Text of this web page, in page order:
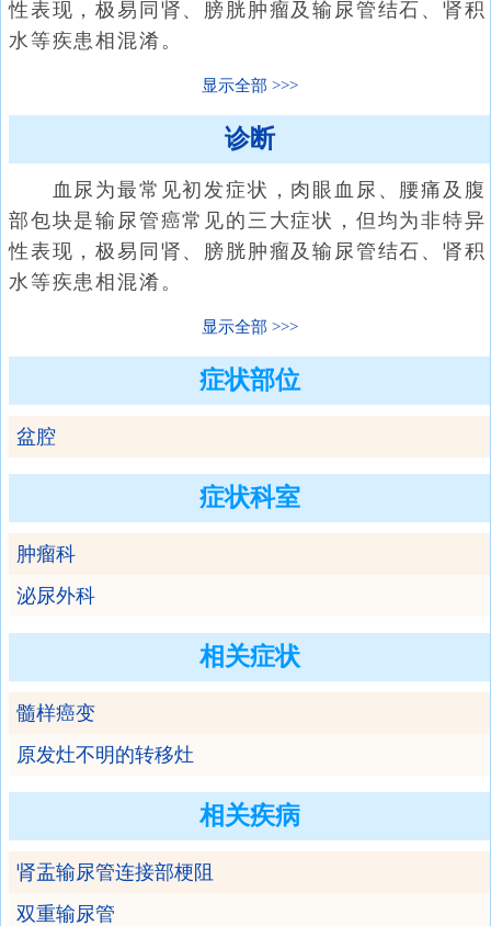
性表现，极易同肾、膀胱肿瘤及输尿管结石、肾积
水等疾患相混淆。
显示全部
诊断
血尿为最常见初发症状，肉眼血尿、腰痛及腹
部包块是输尿管癌常见的三大症状，但均为非特异
性表现，极易同肾、膀胱肿瘤及输尿管结石、肾积
水等疾患相混淆。
显示全部
症状部位
盆腔
症状科室
肿瘤科
泌尿外科
相关症状
髓样癌变
原发灶不明的转移灶
相关疾病
肾盂输尿管连接部梗阻
双重输尿管